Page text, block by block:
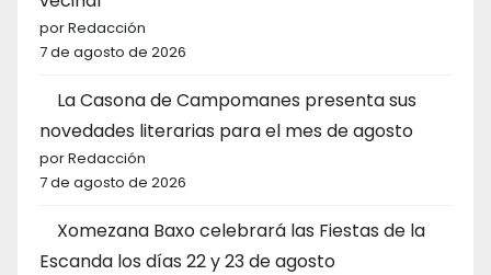
por Redacción
7 de agosto de 2026
La Casona de Campomanes presenta sus
novedades literarias para el mes de agosto
por Redacción
7 de agosto de 2026
Xomezana Baxo celebrará las Fiestas de la
Escanda los días 22 y 23 de agosto